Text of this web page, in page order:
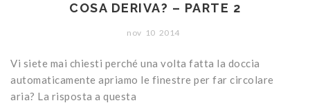
COSA DERIVA? – PARTE 2
nov 10 2014
Vi siete mai chiesti perché una volta fatta la doccia
automaticamente apriamo le finestre per far circolare
aria? La risposta a questa